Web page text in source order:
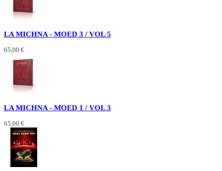
LA MICHNA - MOED 3 / VOL 5
65,00 €
LA MICHNA - MOED 1 / VOL 3
65,00 €